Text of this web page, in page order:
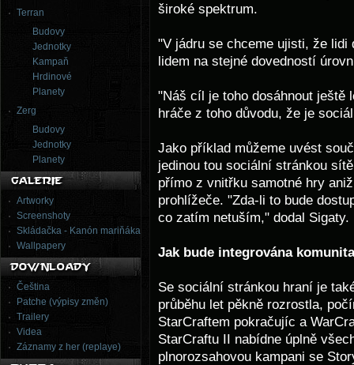
Terran
Budovy
Jednotky
Kampaň
Hrdinové
Planety
Zerg
Budovy
Jednotky
Planety
Artworky
Screenshoty
Skládačka - Kanón mariňáka
Wallpapery
Čeština
Patche (výpisy změn)
Trailery
Videa
Záznamy z her (replaye)
široké spektrum.
"V jádru se chceme ujisti, že
lidem na stejné dovedností
"Náš cíl je toho dosáhnout ještě
hráče z toho důvodu, že je
Jako příklad můžeme uvést
jedinou tou sociální stránkou
přímo z vnitřku samotné hry
prohlížeče. "Zda-li to bude
co zatím netuším," dodal Sigaty.
Jak bude integrována
Se sociální stránkou hraní je
průběhu let pěkně rozrostla,
StarCraftem pokračujíc a
StarCraftu II nabídne úplně
plnorozsahovou kampani se